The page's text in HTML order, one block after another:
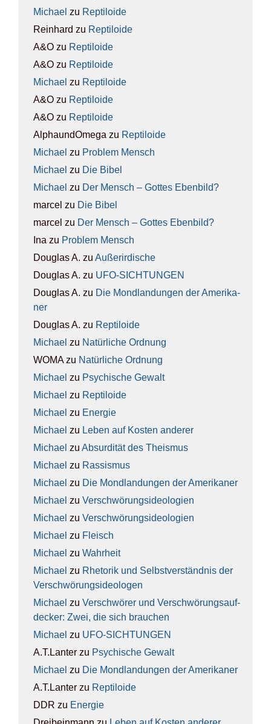
Michael zu Rep­ti­lo­ide
Reinhard zu Rep­ti­lo­ide
A&O zu Rep­ti­lo­ide
A&O zu Rep­ti­lo­ide
Michael zu Rep­ti­lo­ide
A&O zu Rep­ti­lo­ide
A&O zu Rep­ti­lo­ide
AlphaundOmega zu Rep­ti­lo­ide
Michael zu Pro­blem Mensch
Michael zu Die Bibel
Michael zu Der Mensch – Got­tes Eben­bild?
marcel zu Die Bibel
marcel zu Der Mensch – Got­tes Eben­bild?
Ina zu Pro­blem Mensch
Douglas A. zu Außer­ir­di­sche
Douglas A. zu UFO-SICH­TUN­GEN
Douglas A. zu Die Mond­lan­dun­gen der Ame­ri­ka­
ner
Douglas A. zu Rep­ti­lo­ide
Michael zu Natür­li­che Ord­nung
WOMAzu Natür­li­che Ord­nung
Michael zu Psy­chi­sche Gewalt
Michael zu Rep­ti­lo­ide
Michael zu Ener­gie
Michael zu Leben auf Kos­ten ande­rer
Michael zu Absur­di­tät des The­is­mus
Michael zu Ras­sis­mus
Michael zu Die Mond­lan­dun­gen der Ame­ri­ka­ner
Michael zu Ver­schwö­rungs­ideo­lo­gien
Michael zu Ver­schwö­rungs­ideo­lo­gien
Michael zu Fleisch
Michael zu Wahr­heit
Michael zu Rhe­to­rik und Selbst­ver­ständ­nis der
Ver­schwö­rungs­ideo­lo­gen
Michael zu Ver­schwö­rer und Ver­schwö­rungs­auf­
de­cker: Zwei, die sich brau­chen
Michael zu UFO-SICH­TUN­GEN
A.T.Lanter zu Psy­chi­sche Gewalt
Michael zu Die Mond­lan­dun­gen der Ame­ri­ka­ner
A.T.Lanter zu Rep­ti­lo­ide
DDR zu Ener­gie